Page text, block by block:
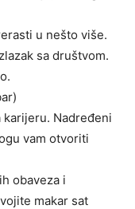
u nešto više.
sa društvom.
Nadređeni
vam otvoriti
obaveza i
makar sat